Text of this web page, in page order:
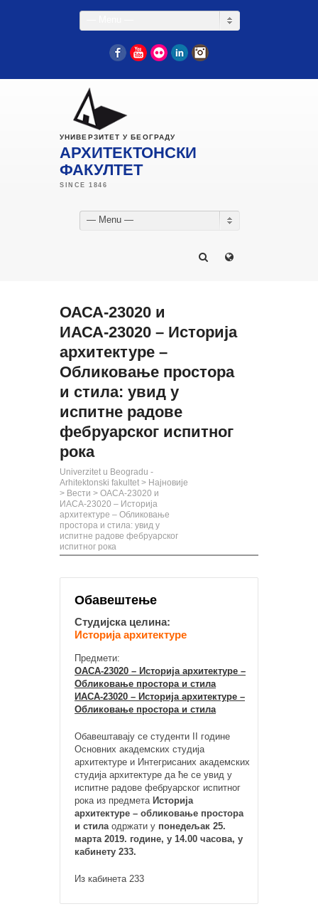
FacebookYouTube
Flickr LinkedIn
УНИВЕРЗИТЕТ У БЕОГРАДУ
АРХИТЕКТОНСКИ
ФАКУЛТЕТ
— Menu —
ОАСА-23020 и
ИАСА-23020 – Историја
архитектуре –
Обликовање простора
и стила: увид у
испитне радове
фебруарског испитног
рока
Univerzitet u Beogradu -
Arhitektonski fakultet > Најновије
> Вести > ОАСА-23020 и
ИАСА-23020 – Историја
архитектуре – Обликовање
простора и стила: увид у
испитне радове фебруарског
испитног рока
Обавештење
Студијска целина:
Историја архитектуре
Предмети:
ОАСА-23020 – Историја архитектуре –
Обликовање простора и стила
ИАСА-23020 – Историја архитектуре –
Обликовање простора и стила
Обавештавају се студенти II године
Основних академских студија
архитектуре и Интегрисаних академских
студија архитектуре да ће се увид у
испитне радове фебруарског испитног
рока из предмета Историја
архитектуре – обликовање простора
и стилаодржати у понедељак 25.
марта 2019. године, у 14.00 часова, у
кабинету 233.
Из кабинета 233